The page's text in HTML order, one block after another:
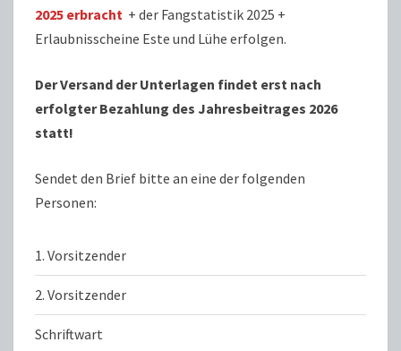
2025 erbracht + der Fangstatistik 2025 +
Erlaubnisscheine Este und Lühe erfolgen.
Der Versand der Unterlagen findet erst nach
erfolgter Bezahlung des Jahresbeitrages 2026
statt!
Sendet den Brief bitte an eine der folgenden
Personen:
1. Vorsitzender
2. Vorsitzender
Schriftwart